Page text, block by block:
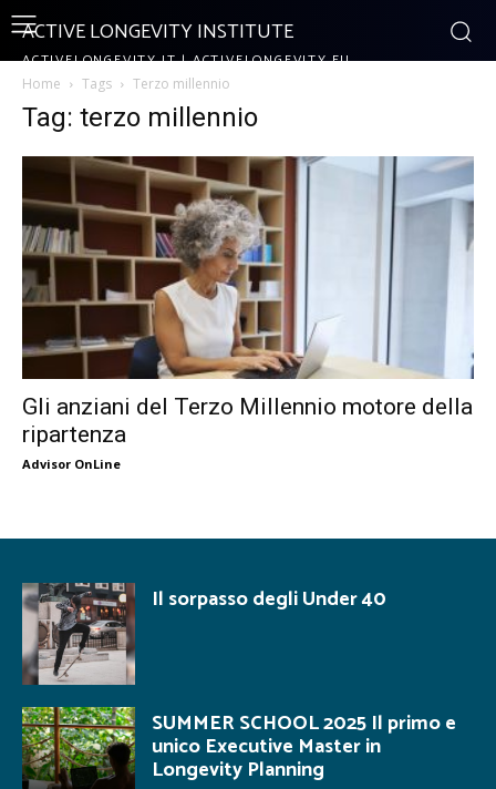
ACTIVE LONGEVITY INSTITUTE
ACTIVELONGEVITY.IT | ACTIVELONGEVITY.EU
Home Tags Terzo millennio
Tag: terzo millennio
Gli anziani del Terzo Millennio motore della
ripartenza
Advisor OnLine
Il sorpasso degli Under 40
SUMMER SCHOOL 2025 Il primo e
unico Executive Master in
Longevity Planning